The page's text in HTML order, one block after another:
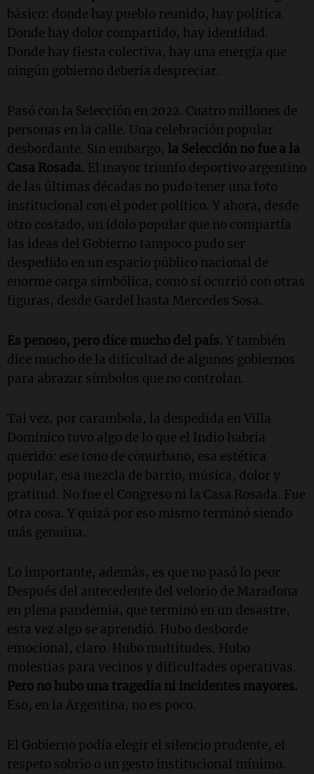
básico: donde hay pueblo reunido, hay política.
Donde hay dolor compartido, hay identidad.
Donde hay fiesta colectiva, hay una energía que
ningún gobierno debería despreciar.
Pasó con la Selección en 2022. Cuatro millones de
personas en la calle. Una celebración popular
desbordante. Sin embargo, la Selección no fue a la
Casa Rosada. El mayor triunfo deportivo argentino
de las últimas décadas no pudo tener una foto
institucional con el poder político. Y ahora, desde
otro costado, un ídolo popular que no compartía
las ideas del Gobierno tampoco pudo ser
despedido en un espacio público nacional de
enorme carga simbólica, como sí ocurrió con otras
figuras, desde Gardel hasta Mercedes Sosa.
Es penoso, pero dice mucho del país. Y también
dice mucho de la dificultad de algunos gobiernos
para abrazar símbolos que no controlan.
Tal vez, por carambola, la despedida en Villa
Domínico tuvo algo de lo que el Indio habría
querido: ese tono de conurbano, esa estética
popular, esa mezcla de barrio, música, dolor y
gratitud. No fue el Congreso ni la Casa Rosada. Fue
otra cosa. Y quizá por eso mismo terminó siendo
más genuina.
Lo importante, además, es que no pasó lo peor.
Después del antecedente del velorio de Maradona
en plena pandemia, que terminó en un desastre,
esta vez algo se aprendió. Hubo desborde
emocional, claro. Hubo multitudes. Hubo
molestias para vecinos y dificultades operativas.
Pero no hubo una tragedia ni incidentes mayores.
Eso, en la Argentina, no es poco.
El Gobierno podía elegir el silencio prudente, el
respeto sobrio o un gesto institucional mínimo.